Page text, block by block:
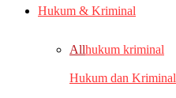
Hukum & Kriminal
Allhukum kriminal
Hukum dan Kriminal